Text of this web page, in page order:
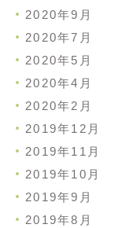
2020年9月
2020年7月
2020年5月
2020年4月
2020年2月
2019年12月
2019年11月
2019年10月
2019年9月
2019年8月